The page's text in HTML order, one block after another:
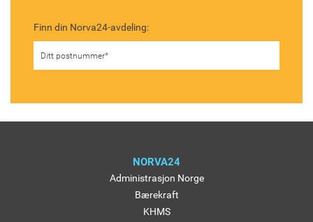
Finn din Norva24-avdeling:
NORVA24
Administrasjon Norge
Bærekraft
KHMS